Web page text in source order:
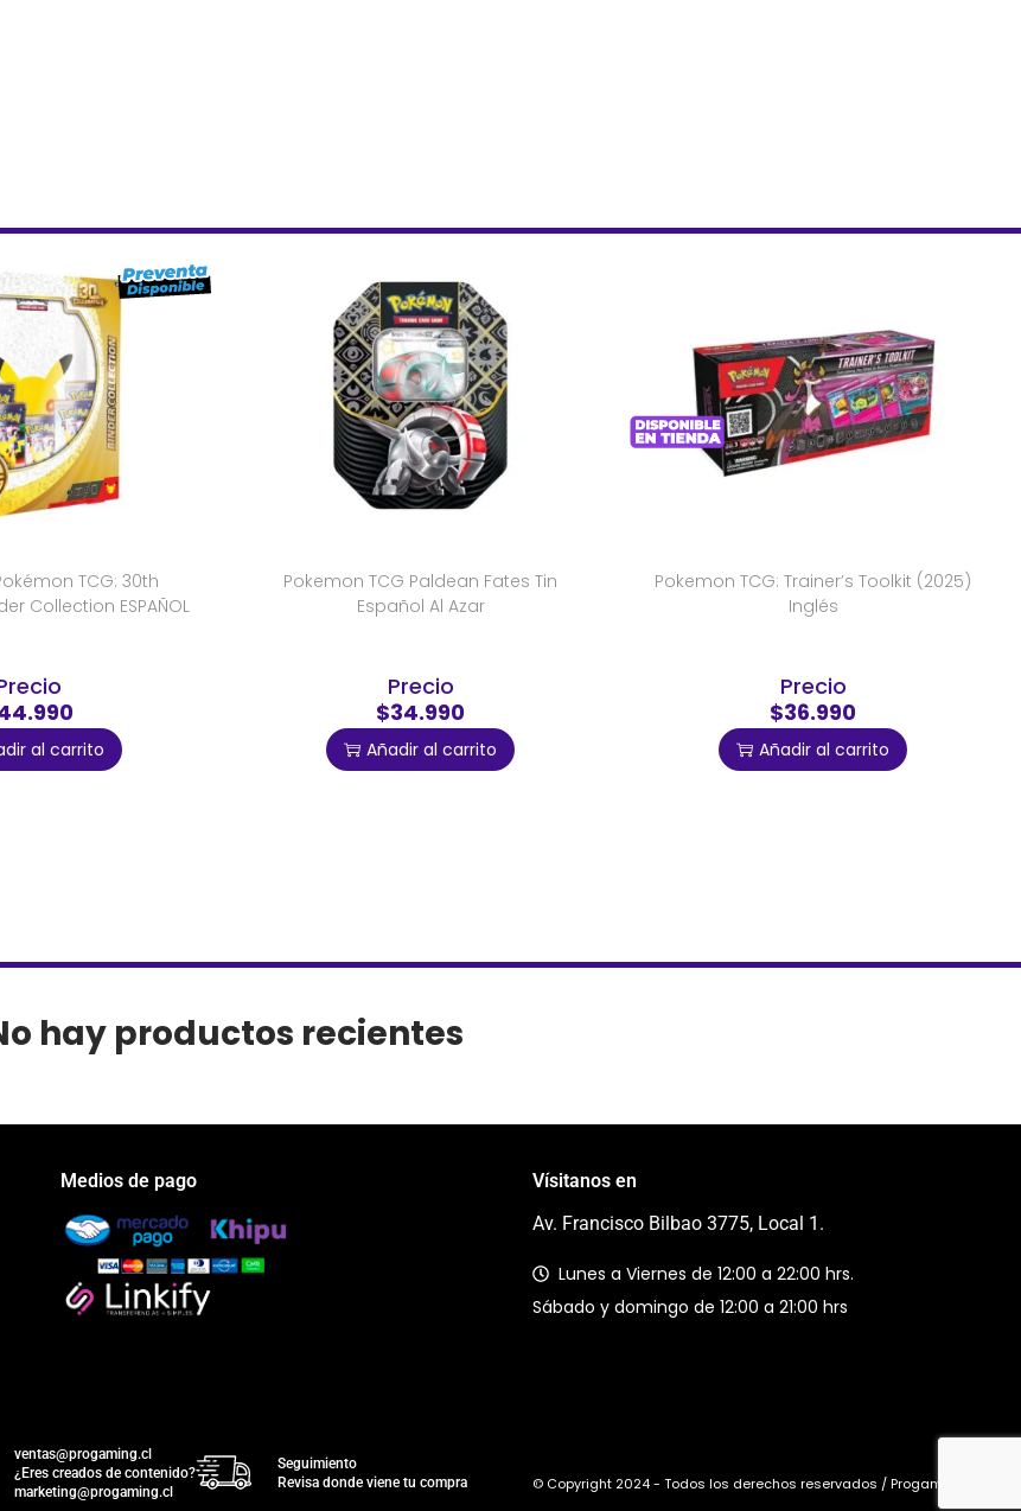
TCG: 30th
Collection ESPAÑOL
al carrito
Pokemon TCG Paldean Fates Tin
Español Al Azar
Precio
$34.990
Añadir al carrito
Pokemon TCG: Trainer’s Toolkit (2025)
Inglés
Precio
$36.990
Añadir al carrito
hay productos recientes
Medios de pago
ventas@progaming.cl
¿Eres creados de contenido?
marketing@progaming.cl
Seguimiento
Revisa donde viene tu compra
Vísitanos en
Av. Francisco Bilbao 3775, Local 1.
Lunes a Viernes de 12:00 a 22:00 hrs.
Sábado y domingo de 12:00 a 21:00 hrs
© Copyright 2024 - Todos los derechos reservados / Progaming Ltda.